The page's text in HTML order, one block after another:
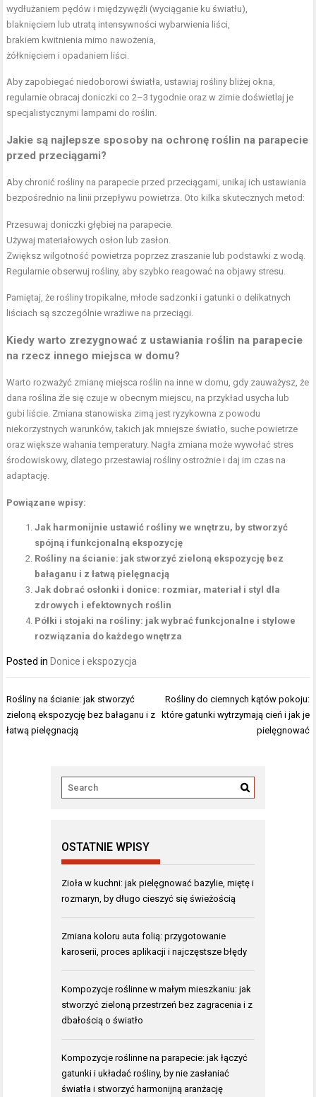
wydłużaniem pędów i międzywęźli (wyciąganie ku światłu),
blaknięciem lub utratą intensywności wybarwienia liści,
brakiem kwitnienia mimo nawożenia,
żółknięciem i opadaniem liści.
Aby zapobiegać niedoborowi światła, ustawiaj rośliny bliżej okna,
regularnie obracaj doniczki co 2–3 tygodnie oraz w zimie doświetlaj je
specjalistycznymi lampami do roślin.
Jakie są najlepsze sposoby na ochronę roślin na parapecie
przed przeciągami?
Aby chronić rośliny na parapecie przed przeciągami, unikaj ich ustawiania
bezpośrednio na linii przepływu powietrza. Oto kilka skutecznych metod:
Przesuwaj doniczki głębiej na parapecie.
Używaj materiałowych osłon lub zasłon.
Zwiększ wilgotność powietrza poprzez zraszanie lub podstawki z wodą.
Regularnie obserwuj rośliny, aby szybko reagować na objawy stresu.
Pamiętaj, że rośliny tropikalne, młode sadzonki i gatunki o delikatnych
liściach są szczególnie wrażliwe na przeciągi.
Kiedy warto zrezygnować z ustawiania roślin na parapecie
na rzecz innego miejsca w domu?
Warto rozważyć zmianę miejsca roślin na inne w domu, gdy zauważysz, że
dana roślina źle się czuje w obecnym miejscu, na przykład usycha lub
gubi liście. Zmiana stanowiska zimą jest ryzykowna z powodu
niekorzystnych warunków, takich jak mniejsze światło, suche powietrze
oraz większe wahania temperatury. Nagła zmiana może wywołać stres
środowiskowy, dlatego przestawiaj rośliny ostrożnie i daj im czas na
adaptację.
Powiązane wpisy:
Jak harmonijnie ustawić rośliny we wnętrzu, by stworzyć
spójną i funkcjonalną ekspozycję
Rośliny na ścianie: jak stworzyć zieloną ekspozycję bez
bałaganu i z łatwą pielęgnacją
Jak dobrać osłonki i donice: rozmiar, materiał i styl dla
zdrowych i efektownych roślin
Półki i stojaki na rośliny: jak wybrać funkcjonalne i stylowe
rozwiązania do każdego wnętrza
Posted in Donice i ekspozycja
Nawigacja
wpisu
Rośliny na ścianie: jak stworzyć
zieloną ekspozycję bez bałaganu i z
łatwą pielęgnacją
Rośliny do ciemnych kątów pokoju:
które gatunki wytrzymają cień i jak je
pielęgnować
OSTATNIE WPISY
Zioła w kuchni: jak pielęgnować bazylie, miętę i
rozmaryn, by długo cieszyć się świeżością
Zmiana koloru auta folią: przygotowanie
karoserii, proces aplikacji i najczęstsze błędy
Kompozycje roślinne w małym mieszkaniu: jak
stworzyć zieloną przestrzeń bez zagracenia i z
dbałością o światło
Kompozycje roślinne na parapecie: jak łączyć
gatunki i układać rośliny, by nie zasłaniać
światła i stworzyć harmonijną aranżację